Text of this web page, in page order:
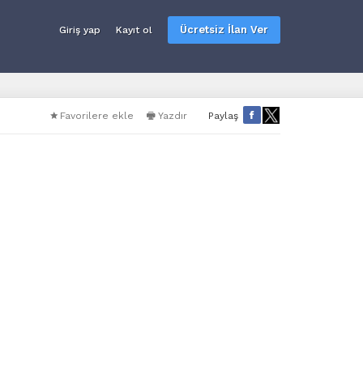
Giriş yap Kayıt ol Ücretsiz İlan Ver
Favorilere ekle Yazdır Paylaş